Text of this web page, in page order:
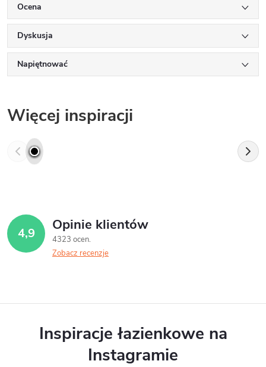
Ocena
Dyskusja
Napiętnować
Więcej inspiracji
4,9 Opinie klientów
4323 ocen
Zobacz recenzje
Inspiracje łazienkowe na
Instagramie